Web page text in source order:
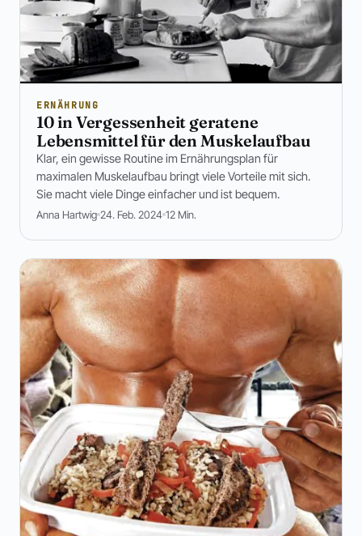
ERNÄHRUNG
10 in Vergessenheit geratene
Lebensmittel für den Muskelaufbau
Klar, ein gewisse Routine im Ernährungsplan für
maximalen Muskelaufbau bringt viele Vorteile mit sich.
Sie macht viele Dinge einfacher und ist bequem.
Anna Hartwig 24. Feb. 2024 12 Min.